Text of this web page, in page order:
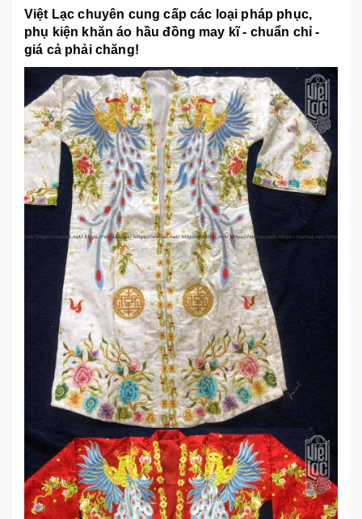
Việt Lạc chuyên cung cấp các loại pháp phục,
phụ kiện khăn áo hầu đồng may kĩ - chuẩn chỉ -
giá cả phải chăng!